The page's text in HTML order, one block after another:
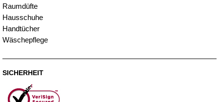
Raumdüfte
Hausschuhe
Handtücher
Wäschepflege
SICHERHEIT